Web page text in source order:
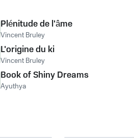
Plénitude de l'âme
Vincent Bruley
L'origine du ki
Vincent Bruley
Book of Shiny Dreams
Ayuthya